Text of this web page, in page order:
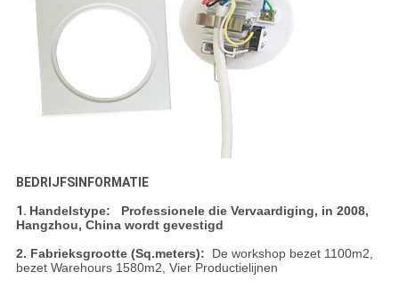
BEDRIJFSINFORMATIE
1. Handelstype: Professionele die Vervaardiging, in 2008,
Hangzhou, China wordt gevestigd
2. Fabrieksgrootte (Sq.meters): De workshop bezet 1100m2,
bezet Warehours 1580m2, Vier Productielijnen